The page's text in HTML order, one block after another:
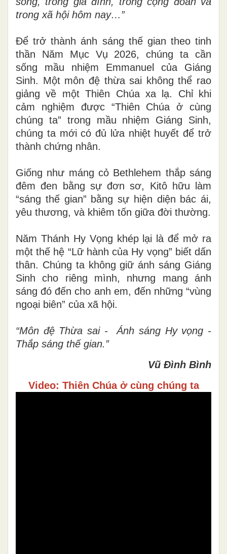
trong xã hội hôm nay…”
Để trở thành ánh sáng thế gian theo tinh
thần Năm Mục Vụ 2026, chúng ta cần
sống mầu nhiệm Emmanuel của Giáng
Sinh. Một môn đệ thừa sai không thể rao
giảng về một Thiên Chúa xa lạ. Chỉ khi
cảm nghiệm được “Thiên Chúa ở cùng
chúng ta” trong mầu nhiệm Giáng Sinh,
chúng ta mới có đủ lửa nhiệt huyết để trở
thành chứng nhân.
Giống như máng cỏ Bethlehem thắp sáng
đêm đen bằng sự đơn sơ, Kitô hữu làm
“sáng thế gian” bằng sự hiện diện bác ái,
yêu thương, và khiêm tốn giữa đời thường.
Năm Thánh Hy Vọng khép lại là để mở ra
một thế hệ “Lữ hành của Hy vọng” biết dấn
thân. Chúng ta không giữ ánh sáng Giáng
Sinh cho riêng mình, nhưng mang ánh
sáng đó đến cho anh em, đến những “vùng
ngoại biên” của xã hội.
“Môn đệ Thừa sai-
Ánh sáng Hy vọng -
Thắp sáng thế gian.”
Vũ Đình Bình
Video: Thiên Chúa ở cùng chúng ta